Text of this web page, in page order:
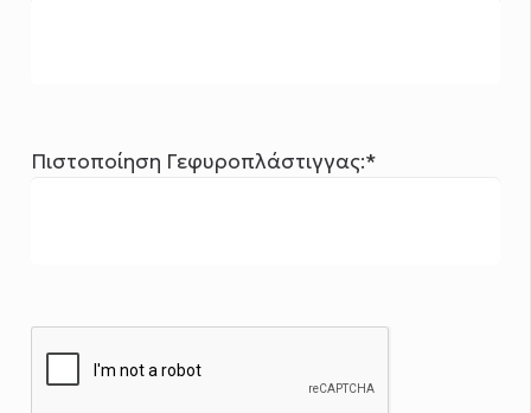
Πιστοποίηση Γεφυροπλάστιγγας:*